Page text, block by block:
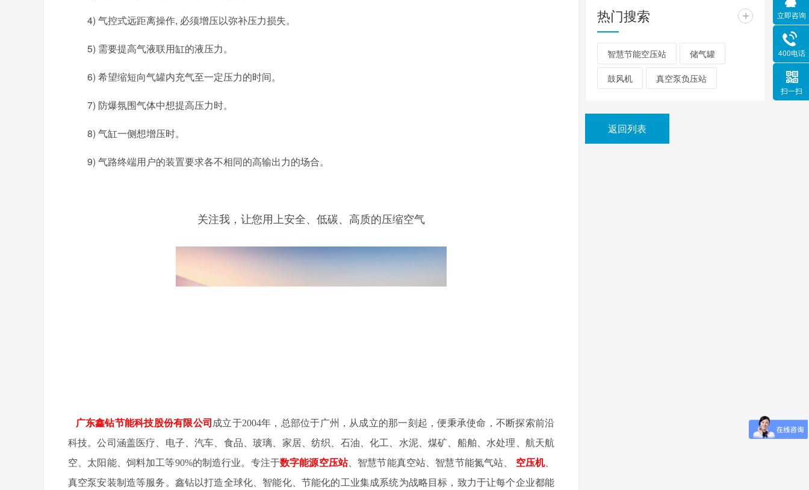
4) 气控式远距离操作, 必须增压以弥补压力损失。
5) 需要提高气液联用缸的液压力。
6) 希望缩短向气罐内充气至一定压力的时间。
7) 防爆氛围气体中想提高压力时。
8) 气缸一侧想增压时。
9) 气路终端用户的装置要求各不相同的高输出力的场合。
关注我，让您用上安全、低碳、高质的压缩空气
广东鑫钻节能科技股份有限公司 成立于2004年，总部位于广州，从成立的那一刻起，便秉承使命，不断探索前沿
科技。公司涵盖医疗、电子、汽车、食品、玻璃、家居、纺织、石油、化工、水泥、煤矿、船舶、水处理、航天航
空、太阳能、饲料加工等90%的制造行业。专注于数字能源空压站、智慧节能真空站、智慧节能氮气站、 空压机、
真空泵安装制造等服务。鑫钻以打造全球化、智能化、节能化的工业集成系统为战略目标，致力于让每个企业都能
热门搜索 +
智慧节能空压站 储气罐
鼓风机 真空泵负压站
返回列表
立即咨询
400电话
扫一扫